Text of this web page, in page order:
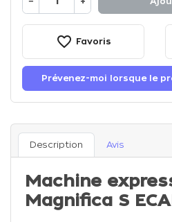
favorite_border Favoris
Prévenez-moi lorsque le
Description Avis
Machine
Magnifica S